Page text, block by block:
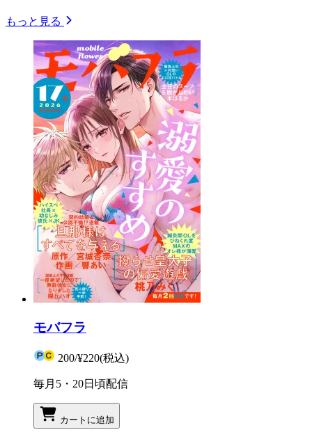
もっと見る
モバフラ
200/¥220(税込)
毎月5・20日頃配信
カートに追加